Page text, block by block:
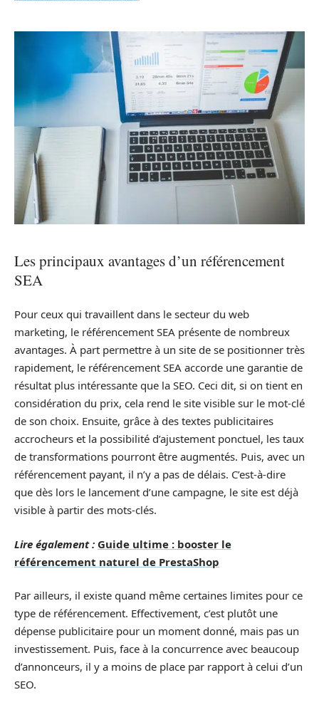
Les principaux avantages d’un référencement
SEA
Pour ceux qui travaillent dans le secteur du web
marketing, le référencement SEA présente de nombreux
avantages. À part permettre à un site de se positionner très
rapidement, le référencement SEA accorde une garantie de
résultat plus intéressante que la SEO. Ceci dit, si on tient en
considération du prix, cela rend le site visible sur le mot-clé
de son choix. Ensuite, grâce à des textes publicitaires
accrocheurs et la possibilité d’ajustement ponctuel, les taux
de transformations pourront être augmentés. Puis, avec un
référencement payant, il n’y a pas de délais. C’est-à-dire
que dès lors le lancement d’une campagne, le site est déjà
visible à partir des mots-clés.
Lire également : Guide ultime : booster le
référencement naturel de PrestaShop
Par ailleurs, il existe quand même certaines limites pour ce
type de référencement. Effectivement, c’est plutôt une
dépense publicitaire pour un moment donné, mais pas un
investissement. Puis, face à la concurrence avec beaucoup
d’annonceurs, il y a moins de place par rapport à celui d’un
SEO.